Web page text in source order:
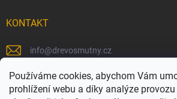
Používáme cookies, abychom Vám
prohlížení webu a díky analýze
KONTAKT
info@drevosmutny.cz
+420 725 710 840
https://www.facebook.com/